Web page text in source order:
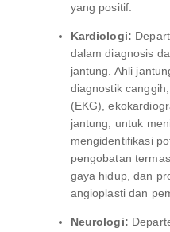
yang positif.
Kardiologi:
dalam diagnosis
jantung. Ahli
diagnostik
(EKG),
jantung, untuk
mengidentifikasi
pengobatan
gaya hidup, dan
angioplasti dan
Neurologi: